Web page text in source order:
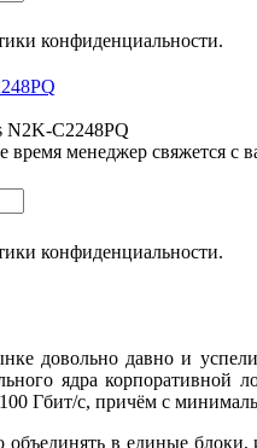
конфиденциальности.
N2K-C2248PQ
менеджер свяжется с
конфиденциальности.
довольно давно и успели
ядра
Гбит/с, причём с
в единые блоки,